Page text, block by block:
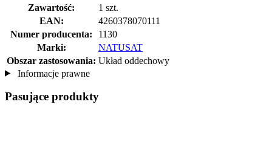
Zawartość:
1 szt.
EAN:
4260378070111
Numer producenta:
1130
Marki:
NATUSAT
Obszar zastosowania: Układ oddechowy
Informacje prawne
Pasujące produkty